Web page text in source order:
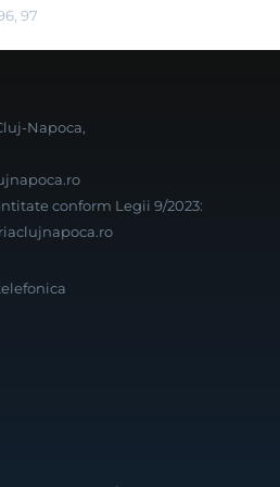
97
Napoca,
conform Legii 9/2023: